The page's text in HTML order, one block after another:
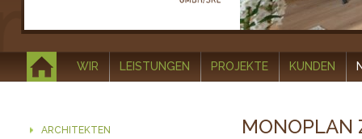
WIR LEISTUNGEN PROJEKTE KUNDEN
ARCHITEKTEN MONOPLAN